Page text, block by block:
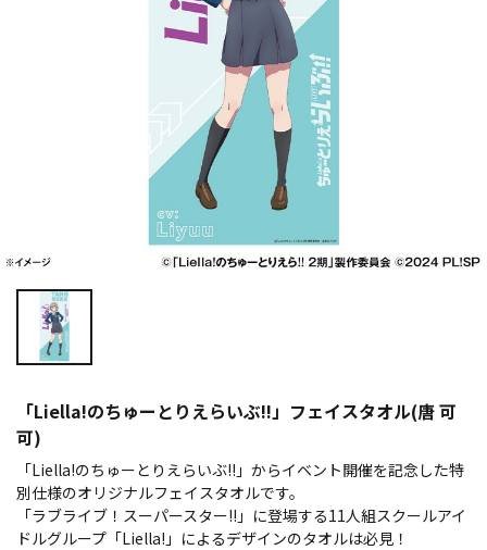
「Liella!のちゅーとりえらいぶ!!」フェイスタオル(唐 可
可)
「Liella!のちゅーとりえらいぶ!!」からイベント開催を記念した特
別仕様のオリジナルフェイスタオルです。
「ラブライブ！スーパースター!!」に登場する11人組スクールアイ
ドルグループ「Liella!」によるデザインのタオルは必見！